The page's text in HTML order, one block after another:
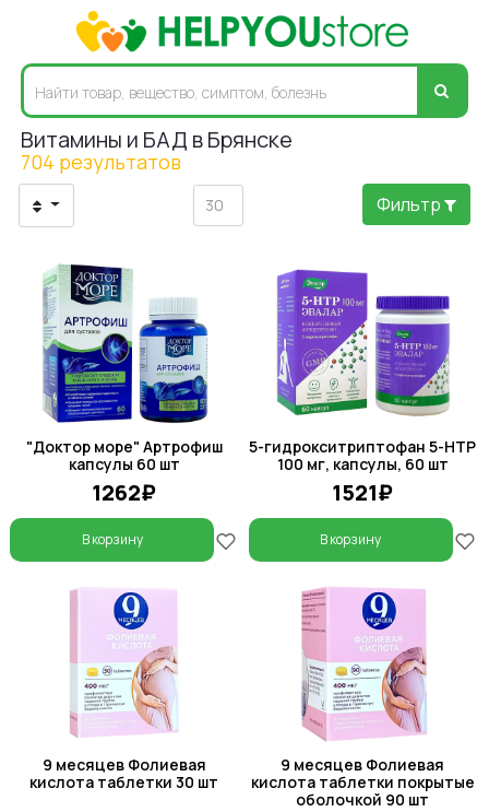
Витамины и БАД в Брянске
704 результатов
Фильтр
"Доктор море" Артрофиш
капсулы 60 шт
1262₽
В корзину
5-гидрокситриптофан 5-HTP
100 мг, капсулы, 60 шт
1521₽
В корзину
9 месяцев Фолиевая
кислота таблетки 30 шт
9 месяцев Фолиевая
кислота таблетки покрытые
оболочкой 90 шт